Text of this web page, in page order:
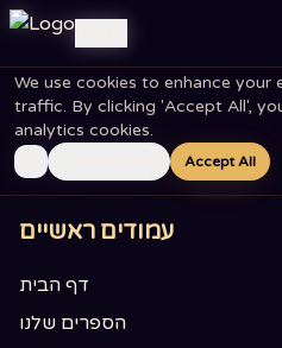
We use cookies to enhance your
traffic. By clicking 'Accept All',
analytics cookies.
Accept All
We use cookies to enhance your
traffic. By clicking 'Accept All',
analytics cookies.
Accept All
האתר
עמודים ראשיים
דף הבית
הספרים שלנו